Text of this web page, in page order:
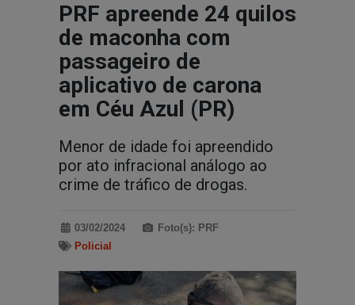
PRF apreende 24 quilos
de maconha com
passageiro de
aplicativo de carona
em Céu Azul (PR)
Menor de idade foi apreendido
por ato infracional análogo ao
crime de tráfico de drogas.
03/02/2024
Foto(s): PRF
Policial